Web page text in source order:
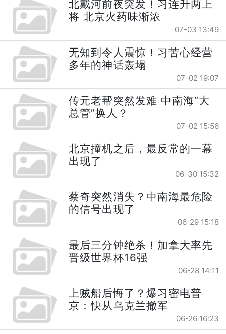
北戴河前夜突发！习连升两上
将 北京火药味渐浓
07-03 13:49
无知到令人震惊！习苦心经营
多年的神话轰塌
07-02 19:07
传元老帮突然发难 中南海“大
总管”换人？
07-02 15:56
北京撞机之后，最反常的一幕
出现了
06-30 15:32
蔡奇突然消失？中南海最危险
的信号出现了
06-29 15:18
最后三分钟绝杀！加拿大率先
晋级世界杯16强
06-28 14:11
上贼船后悔了？爆习密电普
京：快从乌克兰撤军
06-26 16:23